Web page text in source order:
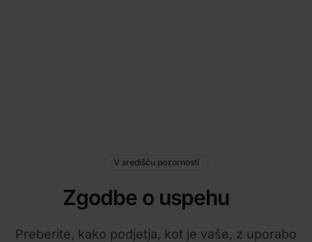
V središču pozornosti
Zgodbe o uspehu
Preberite, kako podjetja, kot je vaše, z uporabo